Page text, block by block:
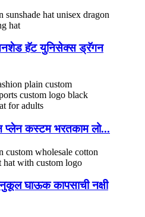
हॅट युनिसेक्स ड्रॅगन
प्लेन कस्टम भरतकाम लो...
घाऊक कापसाची नक्षी